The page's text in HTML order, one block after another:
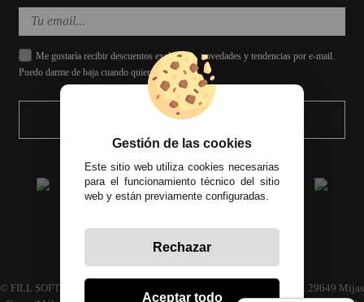
Me gustaría recibir descuentos exclusivos, novedades y tendencias por e-mail.
Puedo darme de baja cuando quiera.
ENVIAR
© FILL SOFT S.L., CIF: B93024339 C/ Archidona naves 30 y 32, C.P. 29649 Mijas
Gestión de las cookies
Este sitio web utiliza cookies necesarias
para el funcionamiento técnico del sitio
web y están previamente configuradas.
Rechazar
Aceptar todo